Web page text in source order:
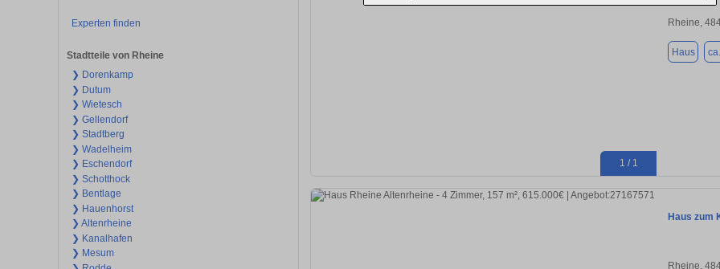
Experten finden
Stadtteile von Rheine
❯ Dorenkamp
❯ Dutum
❯ Wietesch
❯ Gellendorf
❯ Stadtberg
❯ Wadelheim
❯ Eschendorf
❯ Schotthock
❯ Bentlage
❯ Hauenhorst
❯ Altenrheine
❯ Kanalhafen
❯ Mesum
1 / 1
Rheine,
Haus
Haus zum
Rheine,